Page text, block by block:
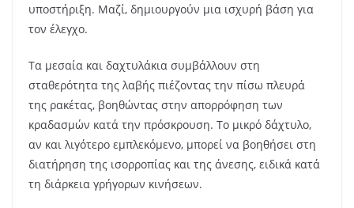
υποστήριξη. Μαζί, δημιουργούν μια ισχυρή βάση για
τον έλεγχο.
Τα μεσαία και δαχτυλάκια συμβάλλουν στη
σταθερότητα της λαβής πιέζοντας την πίσω πλευρά
της ρακέτας, βοηθώντας στην απορρόφηση των
κραδασμών κατά την πρόσκρουση. Το μικρό δάχτυλο,
αν και λιγότερο εμπλεκόμενο, μπορεί να βοηθήσει στη
διατήρηση της ισορροπίας και της άνεσης, ειδικά κατά
τη διάρκεια γρήγορων κινήσεων.